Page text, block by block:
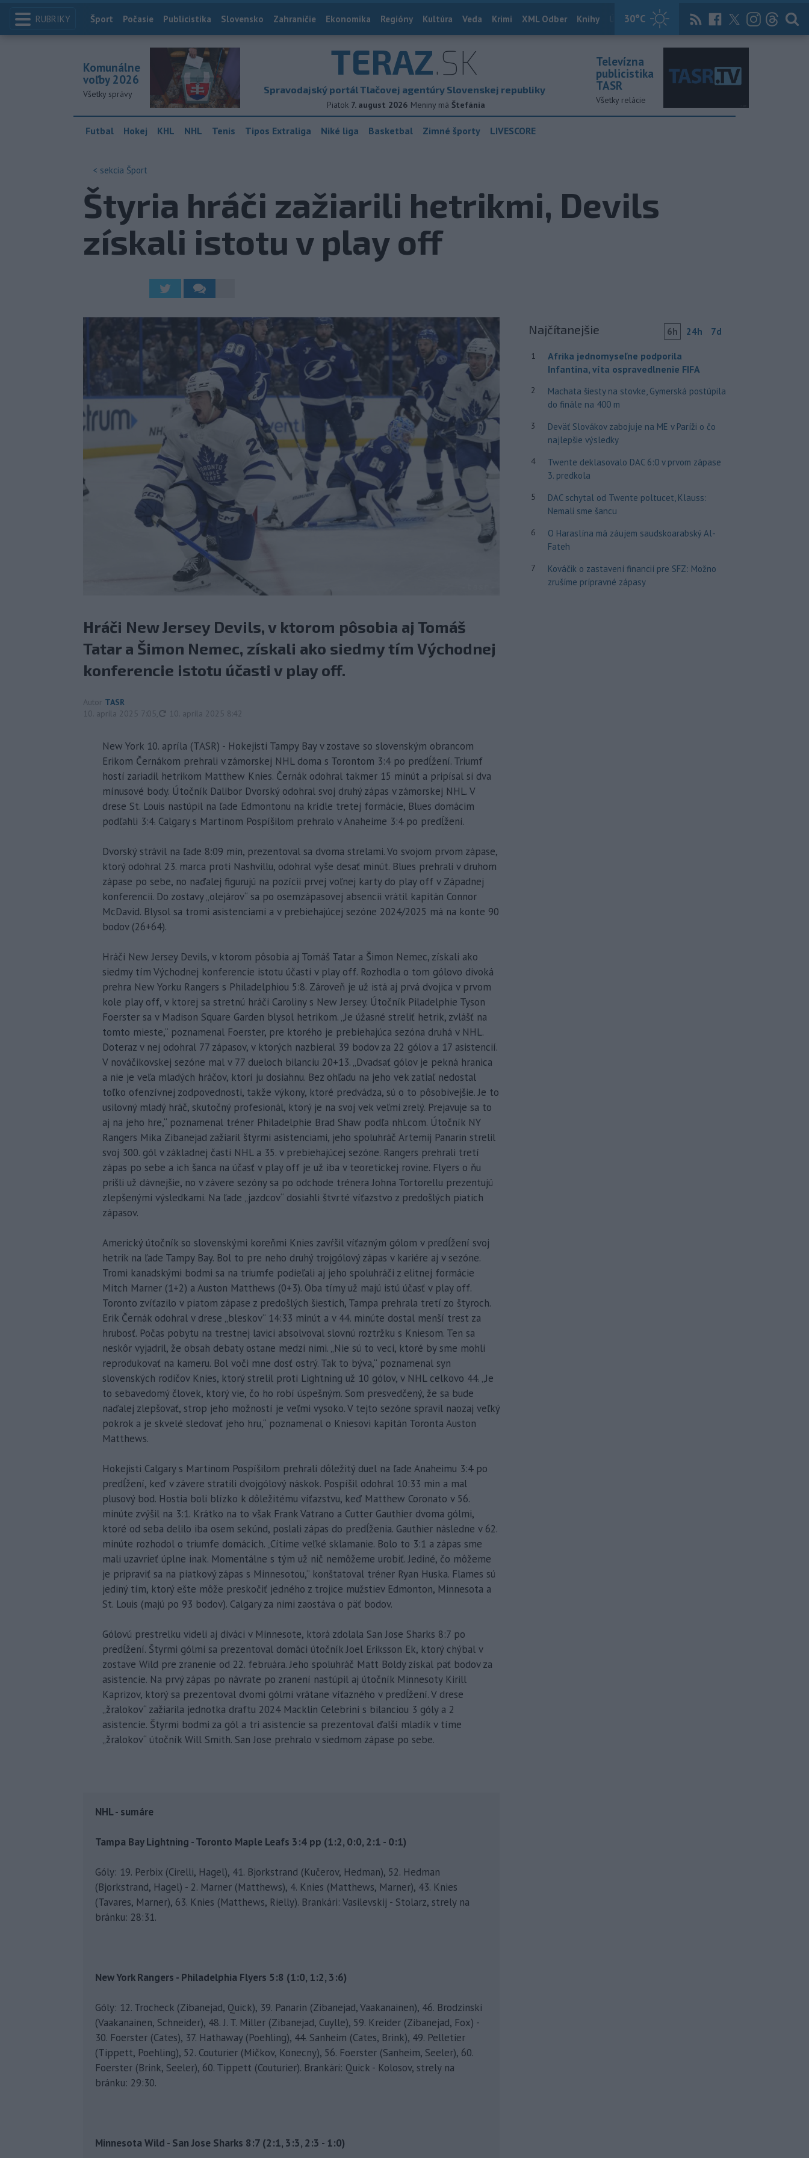
RUBRIKY 30°C
Index
Šport Počasie Publicistika Slovensko Zahraničie Ekonomika Regióny Kultúra Veda Krimi XML Odber Knihy Útulkovo Magazín News Now Archív
TERAZ.SK
Spravodajský portál Tlačovej agentúry Slovenskej republiky
Piatok 7. august 2026 Meniny má Štefánia
Komunálne
voľby 2026
Všetky správy
Televízna
publicistika
TASR
Všetky relácie
Futbal Hokej KHL NHL Tenis Tipos Extraliga Niké liga Basketbal Zimné športy LIVESCORE
< sekcia Šport
Štyria hráči zažiarili hetrikmi, Devils
získali istotu v play off
Hráči New Jersey Devils, v ktorom pôsobia aj Tomáš
Tatar a Šimon Nemec, získali ako siedmy tím Východnej
konferencie istotu účasti v play off.
Autor TASR
10. apríla 2025 7:05
aktualizované
10. apríla 2025 8:42
New York 10. apríla (TASR) - Hokejisti Tampy Bay v zostave so slovenským obrancom
Erikom Černákom prehrali v zámorskej NHL doma s Torontom 3:4 po predĺžení. Triumf
hostí zariadil hetrikom Matthew Knies. Černák odohral takmer 15 minút a pripísal si dva
mínusové body. Útočník Dalibor Dvorský odohral svoj druhý zápas v zámorskej NHL. V
drese St. Louis nastúpil na ľade Edmontonu na krídle tretej formácie, Blues domácim
podľahli 3:4. Calgary s Martinom Pospíšilom prehralo v Anaheime 3:4 po predĺžení.
Dvorský strávil na ľade 8:09 min, prezentoval sa dvoma strelami. Vo svojom prvom zápase,
ktorý odohral 23. marca proti Nashvillu, odohral vyše desať minút. Blues prehrali v druhom
zápase po sebe, no naďalej figurujú na pozícii prvej voľnej karty do play off v Západnej
konferencii. Do zostavy „olejárov“ sa po osemzápasovej absencii vrátil kapitán Connor
McDavid. Blysol sa tromi asistenciami a v prebiehajúcej sezóne 2024/2025 má na konte 90
bodov (26+64).
Hráči New Jersey Devils, v ktorom pôsobia aj Tomáš Tatar a Šimon Nemec, získali ako
siedmy tím Východnej konferencie istotu účasti v play off. Rozhodla o tom gólovo divoká
prehra New Yorku Rangers s Philadelphiou 5:8. Zároveň je už istá aj prvá dvojica v prvom
kole play off, v ktorej sa stretnú hráči Caroliny s New Jersey. Útočník Piladelphie Tyson
Foerster sa v Madison Square Garden blysol hetrikom. „Je úžasné streliť hetrik, zvlášť na
tomto mieste,“ poznamenal Foerster, pre ktorého je prebiehajúca sezóna druhá v NHL.
Doteraz v nej odohral 77 zápasov, v ktorých nazbieral 39 bodov za 22 gólov a 17 asistencií.
V nováčikovskej sezóne mal v 77 dueloch bilanciu 20+13. „Dvadsať gólov je pekná hranica
a nie je veľa mladých hráčov, ktorí ju dosiahnu. Bez ohľadu na jeho vek zatiaľ nedostal
toľko ofenzívnej zodpovednosti, takže výkony, ktoré predvádza, sú o to pôsobivejšie. Je to
usilovný mladý hráč, skutočný profesionál, ktorý je na svoj vek veľmi zrelý. Prejavuje sa to
aj na jeho hre,“ poznamenal tréner Philadelphie Brad Shaw podľa nhl.com. Útočník NY
Rangers Mika Zibanejad zažiaril štyrmi asistenciami, jeho spoluhráč Artemij Panarin strelil
svoj 300. gól v základnej časti NHL a 35. v prebiehajúcej sezóne. Rangers prehrali tretí
zápas po sebe a ich šanca na účasť v play off je už iba v teoretickej rovine. Flyers o ňu
prišli už dávnejšie, no v závere sezóny sa po odchode trénera Johna Tortorellu prezentujú
zlepšenými výsledkami. Na ľade „jazdcov“ dosiahli štvrté víťazstvo z predošlých piatich
zápasov.
Americký útočník so slovenskými koreňmi Knies zavŕšil víťazným gólom v predĺžení svoj
hetrik na ľade Tampy Bay. Bol to pre neho druhý trojgólový zápas v kariére aj v sezóne.
Tromi kanadskými bodmi sa na triumfe podieľali aj jeho spoluhráči z elitnej formácie
Mitch Marner (1+2) a Auston Matthews (0+3). Oba tímy už majú istú účasť v play off.
Toronto zvíťazilo v piatom zápase z predošlých šiestich, Tampa prehrala tretí zo štyroch.
Erik Černák odohral v drese „bleskov“ 14:33 minút a v 44. minúte dostal menší trest za
hrubosť. Počas pobytu na trestnej lavici absolvoval slovnú roztržku s Kniesom. Ten sa
neskôr vyjadril, že obsah debaty ostane medzi nimi. „Nie sú to veci, ktoré by sme mohli
reprodukovať na kameru. Bol voči mne dosť ostrý. Tak to býva,“ poznamenal syn
slovenských rodičov Knies, ktorý strelil proti Lightning už 10 gólov, v NHL celkovo 44. „Je
to sebavedomý človek, ktorý vie, čo ho robí úspešným. Som presvedčený, že sa bude
naďalej zlepšovať, strop jeho možností je veľmi vysoko. V tejto sezóne spravil naozaj veľký
pokrok a je skvelé sledovať jeho hru,“ poznamenal o Kniesovi kapitán Toronta Auston
Matthews.
Hokejisti Calgary s Martinom Pospíšilom prehrali dôležitý duel na ľade Anaheimu 3:4 po
predĺžení, keď v závere stratili dvojgólový náskok. Pospíšil odohral 10:33 min a mal
plusový bod. Hostia boli blízko k dôležitému víťazstvu, keď Matthew Coronato v 56.
minúte zvýšil na 3:1. Krátko na to však Frank Vatrano a Cutter Gauthier dvoma gólmi,
ktoré od seba delilo iba osem sekúnd, poslali zápas do predĺženia. Gauthier následne v 62.
minúte rozhodol o triumfe domácich. „Cítime veľké sklamanie. Bolo to 3:1 a zápas sme
mali uzavrieť úplne inak. Momentálne s tým už nič nemôžeme urobiť. Jediné, čo môžeme
je pripraviť sa na piatkový zápas s Minnesotou,“ konštatoval tréner Ryan Huska. Flames sú
jediný tím, ktorý ešte môže preskočiť jedného z trojice mužstiev Edmonton, Minnesota a
St. Louis (majú po 93 bodov). Calgary za nimi zaostáva o päť bodov.
Gólovú prestrelku videli aj diváci v Minnesote, ktorá zdolala San Jose Sharks 8:7 po
predĺžení. Štyrmi gólmi sa prezentoval domáci útočník Joel Eriksson Ek, ktorý chýbal v
zostave Wild pre zranenie od 22. februára. Jeho spoluhráč Matt Boldy získal päť bodov za
asistencie. Na prvý zápas po návrate po zranení nastúpil aj útočník Minnesoty Kirill
Kaprizov, ktorý sa prezentoval dvomi gólmi vrátane víťazného v predĺžení. V drese
„žralokov“ zažiarila jednotka draftu 2024 Macklin Celebrini s bilanciou 3 góly a 2
asistencie. Štyrmi bodmi za gól a tri asistencie sa prezentoval ďalší mladík v tíme
„žralokov“ útočník Will Smith. San Jose prehralo v siedmom zápase po sebe.
NHL - sumáre
Tampa Bay Lightning - Toronto Maple Leafs 3:4 pp (1:2, 0:0, 2:1 - 0:1)
Góly: 19. Perbix (Cirelli, Hagel), 41. Bjorkstrand (Kučerov, Hedman), 52. Hedman
(Bjorkstrand, Hagel) - 2. Marner (Matthews), 4. Knies (Matthews, Marner), 43. Knies
(Tavares, Marner), 63. Knies (Matthews, Rielly). Brankári: Vasilevskij - Stolarz, strely na
bránku: 28:31.
New York Rangers - Philadelphia Flyers 5:8 (1:0, 1:2, 3:6)
Góly: 12. Trocheck (Zibanejad, Quick), 39. Panarin (Zibanejad, Vaakanainen), 46. Brodzinski
(Vaakanainen, Schneider), 48. J. T. Miller (Zibanejad, Cuylle), 59. Kreider (Zibanejad, Fox) -
30. Foerster (Cates), 37. Hathaway (Poehling), 44. Sanheim (Cates, Brink), 49. Pelletier
(Tippett, Poehling), 52. Couturier (Mičkov, Konecny), 56. Foerster (Sanheim, Seeler), 60.
Foerster (Brink, Seeler), 60. Tippett (Couturier). Brankári: Quick - Kolosov, strely na
bránku: 29:30.
Minnesota Wild - San Jose Sharks 8:7 (2:1, 3:3, 2:3 - 1:0)
Najčítanejšie 6h 24h 7d
1
Afrika jednomyseľne podporila
Infantina, víta ospravedlnenie FIFA
2
Machata šiesty na stovke, Gymerská postúpila
do finále na 400 m
3
Deväť Slovákov zabojuje na ME v Paríži o čo
najlepšie výsledky
4
Twente deklasovalo DAC 6:0 v prvom zápase
3. predkola
5
DAC schytal od Twente poltucet, Klauss:
Nemali sme šancu
6
O Haraslína má záujem saudskoarabský Al-
Fateh
7
Kováčik o zastavení financií pre SFZ: Možno
zrušíme prípravné zápasy